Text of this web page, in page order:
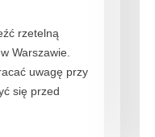
rzetelną
Warszawie.
uwagę przy
się przed